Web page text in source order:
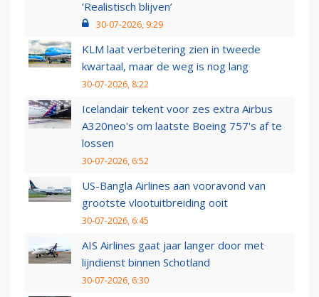
‘Realistisch blijven’
30-07-2026, 9:29
KLM laat verbetering zien in tweede
kwartaal, maar de weg is nog lang
30-07-2026, 8:22
Icelandair tekent voor zes extra Airbus
A320neo's om laatste Boeing 757's af te
lossen
30-07-2026, 6:52
US-Bangla Airlines aan vooravond van
grootste vlootuitbreiding ooit
30-07-2026, 6:45
AIS Airlines gaat jaar langer door met
lijndienst binnen Schotland
30-07-2026, 6:30